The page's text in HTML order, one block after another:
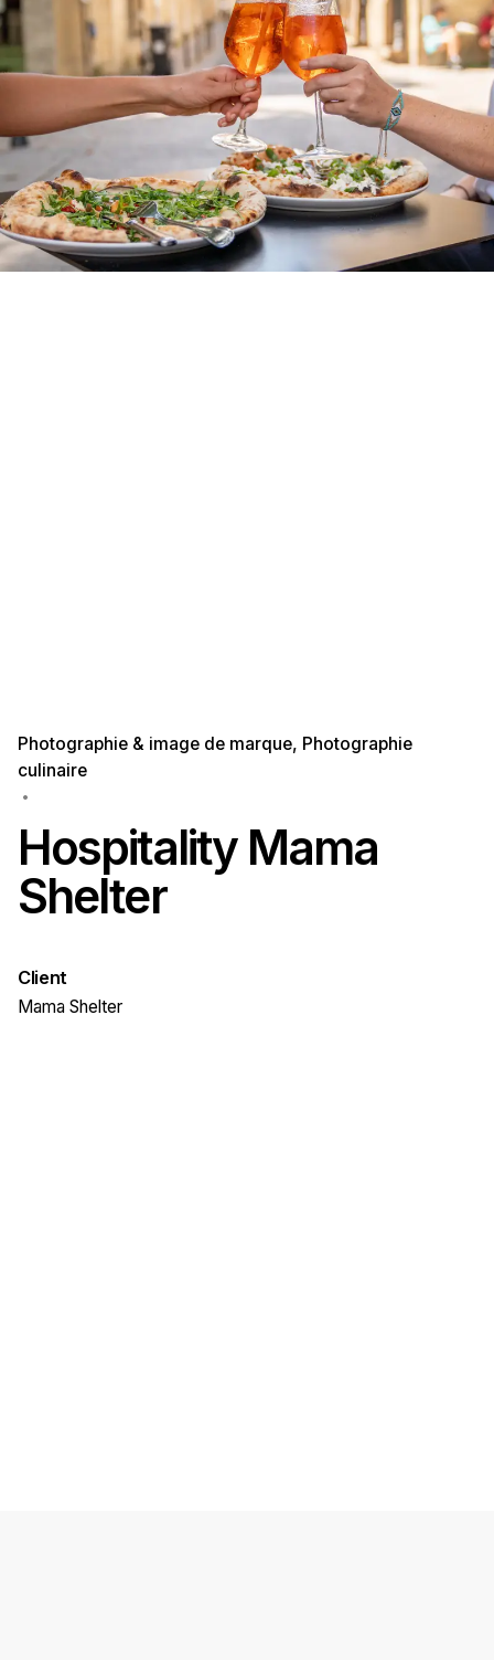
Photographie & image de marque Photographie
culinaire
Hospitality Mama
Shelter
Client
Mama Shelter